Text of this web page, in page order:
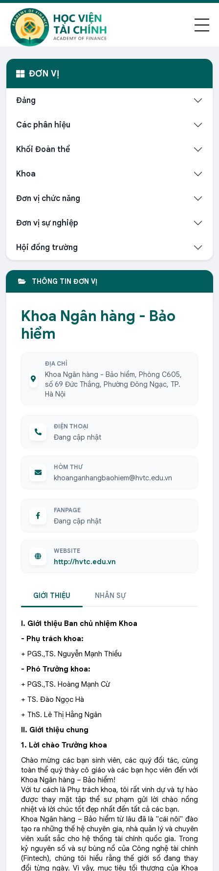
ĐƠN VỊ
Đảng
Các phân hiệu
Khối Đoàn thể
Khoa
Đơn vị chức năng
Đơn vị sự nghiệp
Hội đồng trường
THÔNG TIN ĐƠN VỊ
Khoa Ngân hàng - Bảo
hiểm
ĐỊA CHỈ
Khoa Ngân hàng - Bảo hiểm, Phòng C605,
số 69 Đức Thắng, Phường Đông Ngạc, TP.
Hà Nội
ĐIỆN THOẠI
Đang cập nhật
HÒM THƯ
khoanganhangbaohiem@hvtc.edu.vn
FANPAGE
Đang cập nhật
WEBSITE
http://hvtc.edu.vn
GIỚI THIỆU NHÂN SỰ
I. Giới thiệu Ban chủ nhiệm Khoa
- Phụ trách khoa:
+ PGS.,TS. Nguyễn Mạnh Thiều
- Phó Trưởng khoa:
+ PGS.,TS. Hoàng Mạnh Cừ
+ TS. Đào Ngọc Hà
+ ThS. Lê Thị Hằng Ngân
II. Giới thiệu chung
1. Lời chào Trưởng khoa
Chào mừng các bạn sinh viên, các quý đối tác, cùng
toàn thể quý thày cô giáo và các bạn học viên đến với
Khoa Ngân hàng – Bảo hiểm!
Với tư cách là Phụ trách khoa, tôi rất vinh dự và tự hào
được thay mặt tập thể sư phạm gửi lời chào nồng
nhiệt và lời chúc tốt đẹp nhất đến tất cả các bạn.
Khoa Ngân hàng – Bảo hiểm từ lâu đã là "cái nôi" đào
tạo ra những thế hệ chuyên gia, nhà quản lý và chuyên
viên xuất sắc cho hệ thống tài chính quốc gia. Trong
kỷ nguyên số và sự bùng nổ của Công nghệ tài chính
(Fintech), chúng tôi hiểu rằng thế giới số đang thay
đổi từng ngày. Vì vậy, mục tiêu tối thượng của Khoa